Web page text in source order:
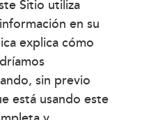
Sitio utiliza
en su
explica cómo
sin previo
está usando este